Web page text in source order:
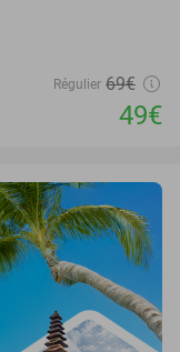
Régulier 69€
49€